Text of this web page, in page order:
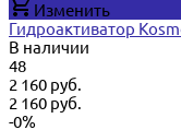
Изменить
Гидроактиватор
В наличии
48
2 160 руб.
2 160 руб.
-0%